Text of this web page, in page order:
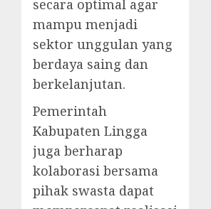
secara optimal agar
mampu menjadi
sektor unggulan yang
berdaya saing dan
berkelanjutan.
Pemerintah
Kabupaten Lingga
juga berharap
kolaborasi bersama
pihak swasta dapat